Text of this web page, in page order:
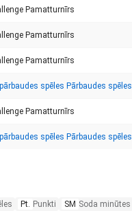
Pamatturnīrs
Pamatturnīrs
Pamatturnīrs
spēles Pārbaudes spēles
Pamatturnīrs
spēles Pārbaudes spēles
Pt. Punkti SM Soda minūtes